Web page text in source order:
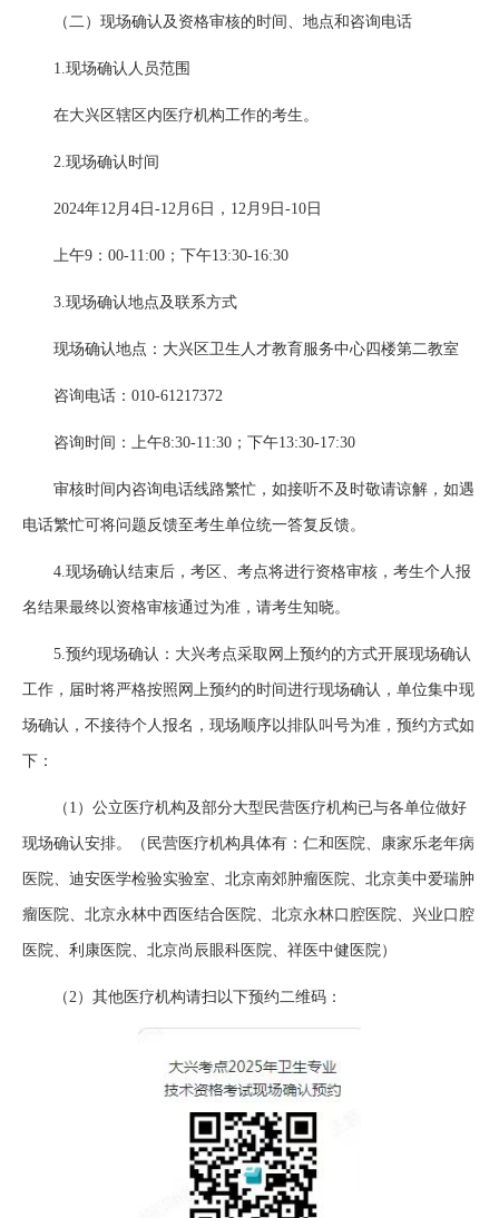
（二）现场确认及资格审核的时间、地点和咨询电话
1.现场确认人员范围
在大兴区辖区内医疗机构工作的考生。
2.现场确认时间
2024年12月4日-12月6日，12月9日-10日
上午9：00-11:00；下午13:30-16:30
3.现场确认地点及联系方式
现场确认地点：大兴区卫生人才教育服务中心四楼第二教室
咨询电话：010-61217372
咨询时间：上午8:30-11:30；下午13:30-17:30
审核时间内咨询电话线路繁忙，如接听不及时敬请谅解，如遇
电话繁忙可将问题反馈至考生单位统一答复反馈。
4.现场确认结束后，考区、考点将进行资格审核，考生个人报
名结果最终以资格审核通过为准，请考生知晓。
5.预约现场确认：大兴考点采取网上预约的方式开展现场确认
工作，届时将严格按照网上预约的时间进行现场确认，单位集中现
场确认，不接待个人报名，现场顺序以排队叫号为准，预约方式如
下：
（1）公立医疗机构及部分大型民营医疗机构已与各单位做好
现场确认安排。（民营医疗机构具体有：仁和医院、康家乐老年病
医院、迪安医学检验实验室、北京南郊肿瘤医院、北京美中爱瑞肿
瘤医院、北京永林中西医结合医院、北京永林口腔医院、兴业口腔
医院、利康医院、北京尚辰眼科医院、祥医中健医院）
（2）其他医疗机构请扫以下预约二维码：